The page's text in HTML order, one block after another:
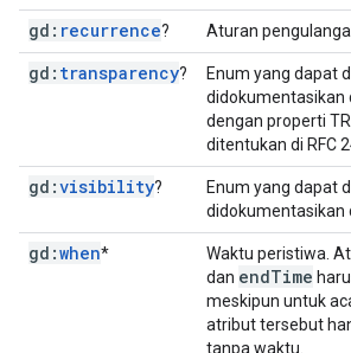
gd: recurrence? Aturan
gd: transparency?
Enum yang dapat
didokumentasikan
dengan properti
ditentukan di RFC
gd:visibility?
Enum yang dapat
didokumentasikan
gd:when* Waktu peristiwa.
dan endTime
meskipun untuk
atribut tersebut
tanpa waktu.